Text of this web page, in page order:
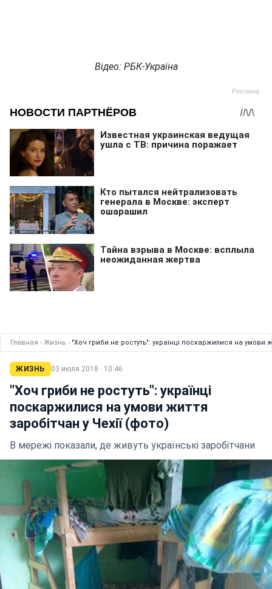
Відео: РБК-Україна
Главная › Жизнь › "Хоч гриби не ростуть": українці поскаржилися на умови
ЖИЗНЬ 03 июля 2018 · 10:46
"Хоч гриби не ростуть": українці
поскаржилися на умови життя
заробітчан у Чехії (фото)
В мережі показали, де живуть українські заробітчани